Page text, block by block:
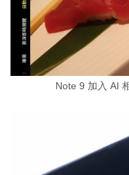
Note 9 加入 AI